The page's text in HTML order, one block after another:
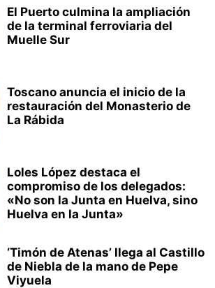
El Puerto culmina la ampliación
de la terminal ferroviaria del
Muelle Sur
Toscano anuncia el inicio de la
restauración del Monasterio de
La Rábida
Loles López destaca el
compromiso de los delegados:
«No son la Junta en Huelva, sino
Huelva en la Junta»
‘Timón de Atenas’ llega al Castillo
de Niebla de la mano de Pepe
Viyuela